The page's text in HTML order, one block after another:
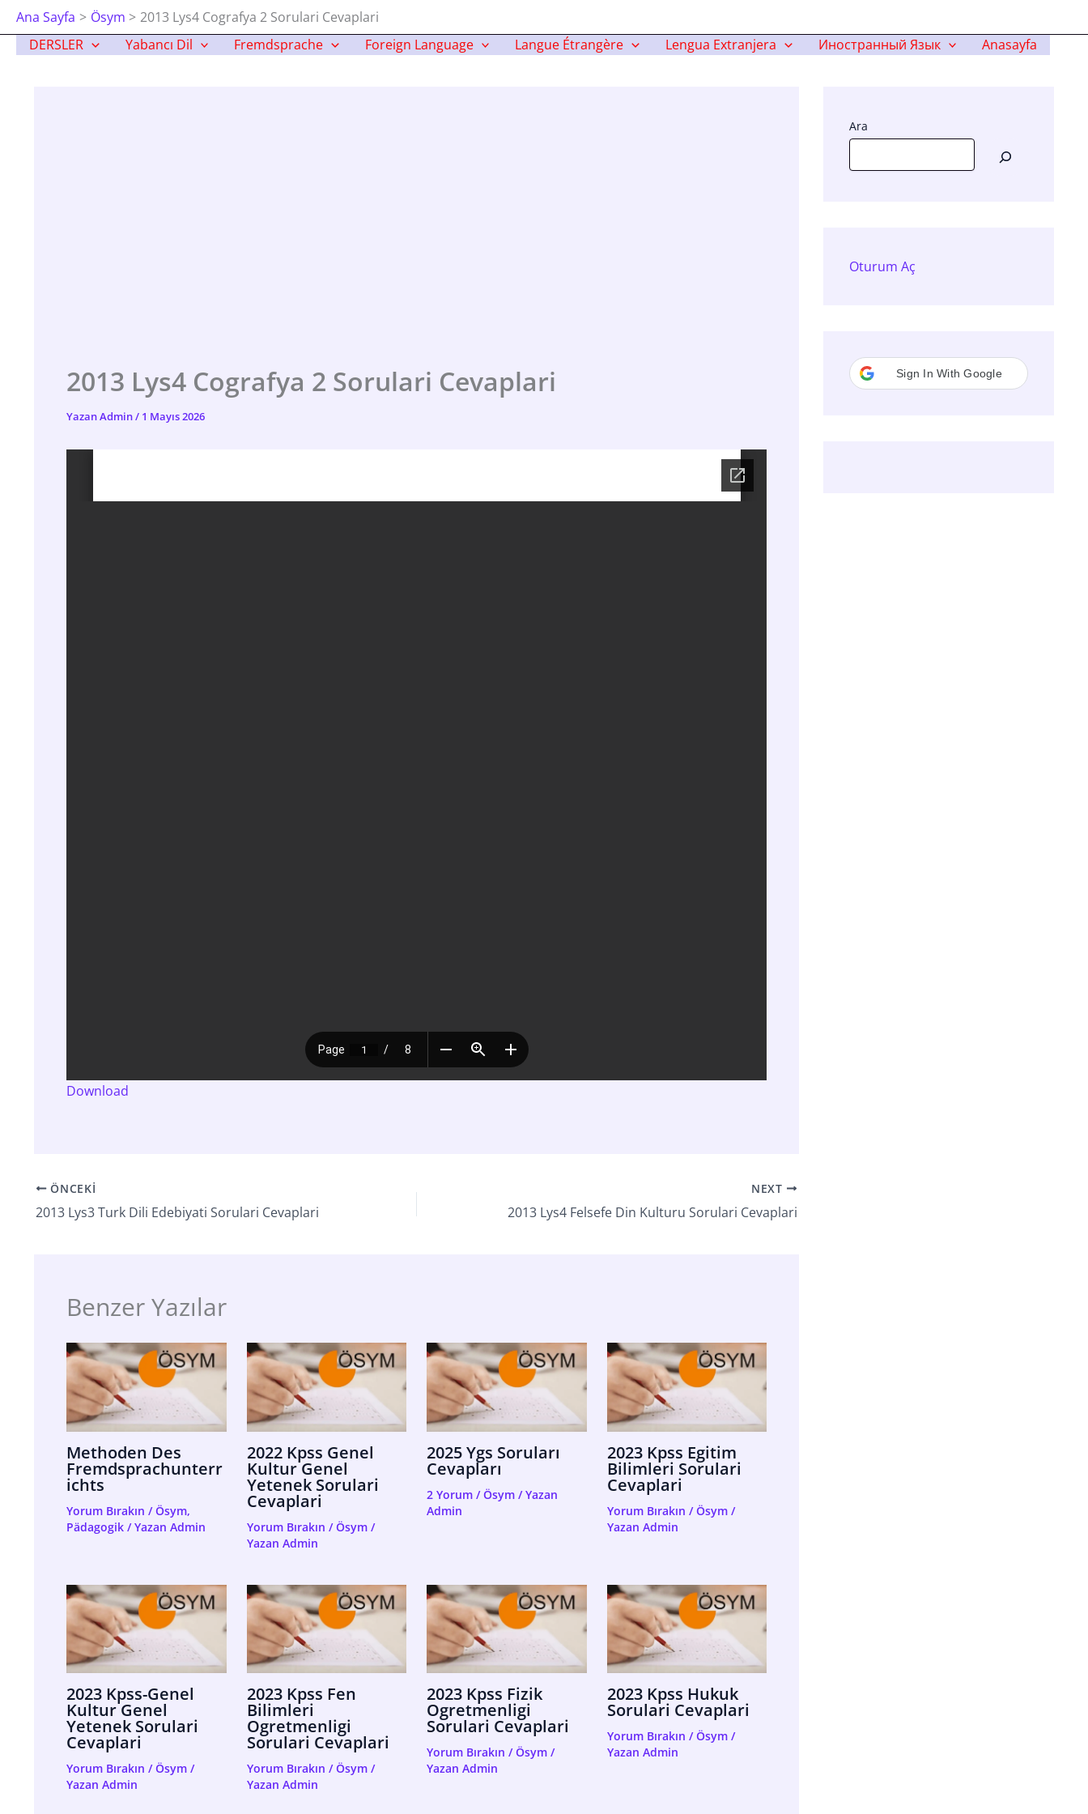
İçeriğe
Atla
DERSLER Yabancı Dil Fremdsprache Foreign Language Langue Étrangère Lengua Extranjera Иностранный Язык Anasayfa
Ana Sayfa Ösym 2013 Lys4 Cografya 2 Sorulari Cevaplari
2013 Lys4 Cografya 2 Sorulari Cevaplari
YazanAdmin/ 1 Mayıs 2026
Download
ÖNCEKI
2013 Lys3 Turk Dili Edebiyati Sorulari Cevaplari
NEXT
2013 Lys4 Felsefe Din Kulturu Sorulari Cevaplari
Benzer Yazılar
Methoden Des
Fremdsprachunterr
Ichts
Yorum Bırakın /Ösym,
Pädagogik / Yazan Admin
2022 Kpss Genel
Kultur Genel
Yetenek Sorulari
Cevaplari
Yorum Bırakın /Ösym/
Yazan Admin
2025 Ygs Soruları
Cevapları
2 Yorum /Ösym / Yazan
Admin
2023 Kpss Egitim
Bilimleri Sorulari
Cevaplari
Yorum Bırakın /Ösym/
Yazan Admin
2023 Kpss-Genel
Kultur Genel
Yetenek Sorulari
Cevaplari
Yorum Bırakın /Ösym /
Yazan Admin
2023 Kpss Fen
Bilimleri
Ogretmenligi
Sorulari Cevaplari
Yorum Bırakın /Ösym/
Yazan Admin
2023 Kpss Fizik
Ogretmenligi
Sorulari Cevaplari
Yorum Bırakın /Ösym /
Yazan Admin
2023 Kpss Hukuk
Sorulari Cevaplari
Yorum Bırakın /Ösym/
Yazan Admin
Ara
Oturum Aç
Sign In With Google